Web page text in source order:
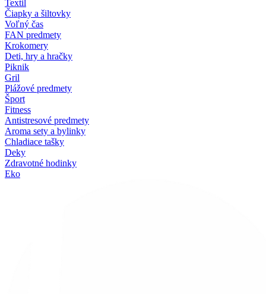
Textil
Čiapky a šiltovky
Voľný čas
FAN predmety
Krokomery
Deti, hry a hračky
Piknik
Gril
Plážové predmety
Šport
Fitness
Antistresové predmety
Aroma sety a bylinky
Chladiace tašky
Deky
Zdravotné hodinky
Eko